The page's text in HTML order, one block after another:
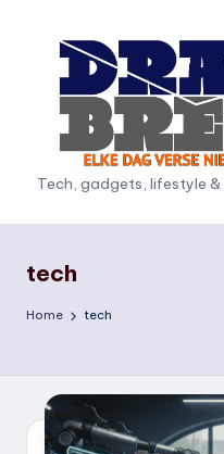
D
r
d
r
e
Tech, gadgets, lifestyle
tech
Home tech